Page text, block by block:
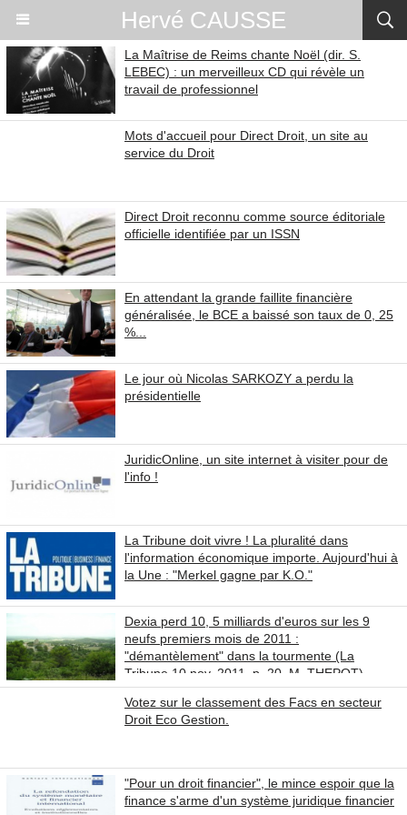
Hervé CAUSSE
La Maîtrise de Reims chante Noël (dir. S.
LEBEC) : un merveilleux CD qui révèle un
travail de professionnel
Mots d'accueil pour Direct Droit, un site au
service du Droit
Direct Droit reconnu comme source éditoriale
officielle identifiée par un ISSN
En attendant la grande faillite financière
généralisée, le BCE a baissé son taux de 0, 25
%...
Le jour où Nicolas SARKOZY a perdu la
présidentielle
JuridicOnline, un site internet à visiter pour de
l'info !
La Tribune doit vivre ! La pluralité dans
l'information économique importe. Aujourd'hui à
la Une : "Merkel gagne par K.O."
Dexia perd 10, 5 milliards d'euros sur les 9
neufs premiers mois de 2011 :
"démantèlement" dans la tourmente (La
Tribune 10 nov. 2011, p. 20, M. THEPOT).
Votez sur le classement des Facs en secteur
Droit Eco Gestion.
"Pour un droit financier", le mince espoir que la
finance s'arme d'un système juridique financier